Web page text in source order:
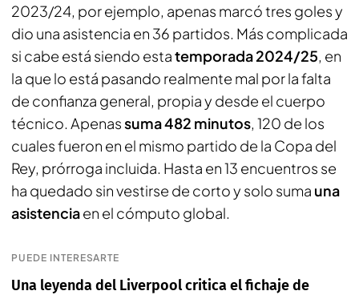
2023/24, por ejemplo, apenas marcó tres goles y
dio una asistencia en 36 partidos. Más complicada
si cabe está siendo estatemporada 2024/25, en
la que lo está pasando realmente mal por la falta
de confianza general, propia y desde el cuerpo
técnico. Apenassuma 482 minutos, 120 de los
cuales fueron en el mismo partido de la Copa del
Rey, prórroga incluida. Hasta en 13 encuentros se
ha quedado sin vestirse de corto y solo suma una
asistenciaen el cómputo global.
PUEDE INTERESARTE
Una leyenda del Liverpool critica el fichaje de